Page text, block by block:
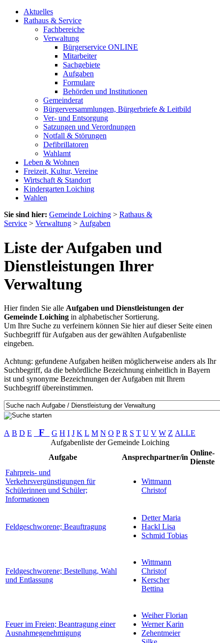
Aktuelles
Rathaus & Service
Fachbereiche
Verwaltung
Bürgerservice ONLINE
Mitarbeiter
Sachgebiete
Aufgaben
Formulare
Behörden und Institutionen
Gemeinderat
Bürgerversammlungen, Bürgerbriefe & Leitbild
Ver- und Entsorgung
Satzungen und Verordnungen
Notfall & Störungen
Defibrillatoren
Wahlamt
Leben & Wohnen
Freizeit, Kultur, Vereine
Wirtschaft & Standort
Kindergarten Loiching
Wahlen
Sie sind hier: Gemeinde Loiching > Rathaus &
Service > Verwaltung > Aufgaben
Liste der Aufgaben und
Dienstleistungen Ihrer
Verwaltung
Hier finden Sie alle Aufgaben und Dienstleistungen der
Gemeinde Loiching in alphabetischer Sortierung.
Um Ihre Suche zu verfeinern können Sie hier auf dieser Seite einen
Suchbegriff für Aufgaben aus der gewählten Aufgabenliste
eingeben.
Achtung: gefundene Aufgaben heißen möglicherweise anders als Ihr
Suchbegriff, da die behördliche Bezeichnung einheitlich in Bayern
ist und synonyme Bezeichnungen der Aufgaben mit Ihrem
Suchbegriff übereinstimmen.
A B D E F G H I J K L M N O P R S T U V W Z ALLE
Aufgabenliste der Gemeinde Loiching
Aufgabe
Ansprechpartner/in
Online-
Dienste
Fahrpreis- und
Verkehrsvergünstigungen für
Schülerinnen und Schüler;
Informationen
Wittmann
Christof
Feldgeschworene; Beauftragung
Detter Maria
Hackl Lisa
Schmid Tobias
Feldgeschworene; Bestellung, Wahl
und Entlassung
Wittmann
Christof
Kerscher
Bettina
Feuer im Freien; Beantragung einer
Ausnahmegenehmigung
Weiher Florian
Werner Karin
Zehentmeier